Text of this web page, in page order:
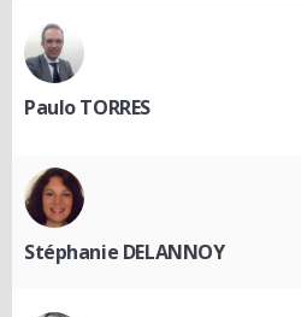
Paulo TORRES
Stéphanie DELANNOY